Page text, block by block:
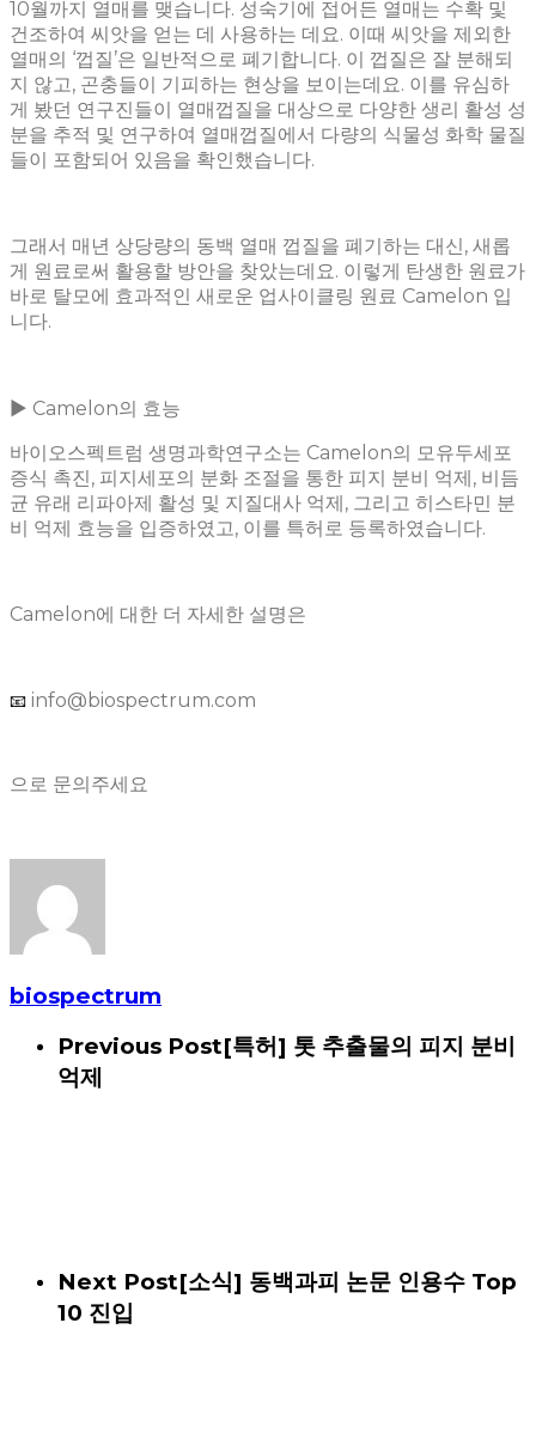
10월까지 열매를 맺습니다. 성숙기에 접어든 열매는 수확 및
건조하여 씨앗을 얻는 데 사용하는 데요. 이때 씨앗을 제외한
열매의 ‘껍질’은 일반적으로 폐기합니다. 이 껍질은 잘 분해되
지 않고, 곤충들이 기피하는 현상을 보이는데요. 이를 유심하
게 봤던 연구진들이 열매껍질을 대상으로 다양한 생리 활성 성
분을 추적 및 연구하여 열매껍질에서 다량의 식물성 화학 물질
들이 포함되어 있음을 확인했습니다.
그래서 매년 상당량의 동백 열매 껍질을 폐기하는 대신, 새롭
게 원료로써 활용할 방안을 찾았는데요. 이렇게 탄생한 원료가
바로 탈모에 효과적인 새로운 업사이클링 원료 Camelon 입
니다.
▶︎ Camelon의 효능
바이오스펙트럼 생명과학연구소는 Camelon의 모유두세포
증식 촉진, 피지세포의 분화 조절을 통한 피지 분비 억제, 비듬
균 유래 리파아제 활성 및 지질대사 억제, 그리고 히스타민 분
비 억제 효능을 입증하였고, 이를 특허로 등록하였습니다.
Camelon에 대한 더 자세한 설명은
📧 info@biospectrum.com
으로 문의주세요
biospectrum
Previous Post[특허] 톳 추출물의 피지 분비
억제
Next Post[소식] 동백과피 논문 인용수 Top
10 진입